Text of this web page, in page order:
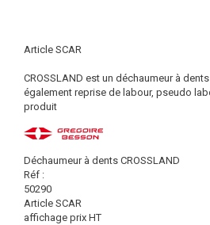
Article SCAR
CROSSLAND est un déchaumeur à
également reprise de labour, pseudo
produit
Déchaumeur à dents CROSSLAND
Réf :
50290
Article SCAR
affichage prix HT